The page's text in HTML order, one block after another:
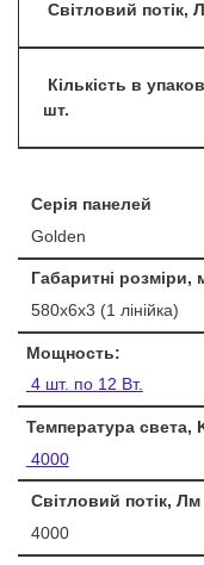
Світловий потік,
Кількість в
шт.
Серія панелей
Golden
Габаритні розміри,
580х6х3 (1 лінійка)
Мощность:
4 шт. по 12 Вт.
Температура света,
4000
Світловий потік, Лм
4000